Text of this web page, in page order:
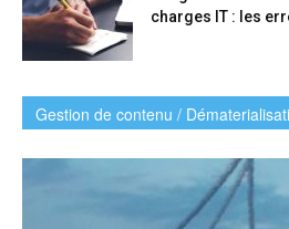
charges IT : les
Gestion de contenu /